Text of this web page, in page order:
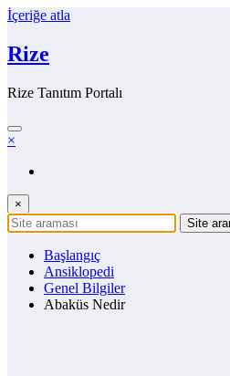
İçeriğe atla
Rize
Rize Tanıtım Portalı
×
×
Başlangıç
Ansiklopedi
Genel Bilgiler
Abaküs Nedir